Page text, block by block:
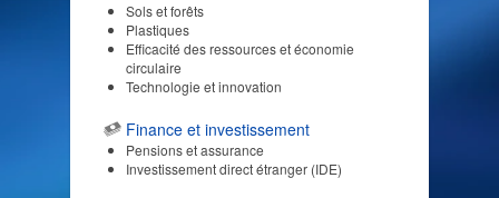
Sols et forêts
Plastiques
Efficacité des ressources et économie
circulaire
Technologie et innovation
Finance et investissement
Pensions et assurance
Investissement direct étranger (IDE)